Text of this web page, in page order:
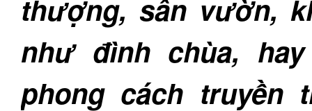
thượng, sân vườn,
như đình chùa,
phong cách truyền